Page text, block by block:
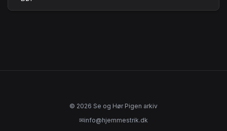
© 2026 Se og Hør Pigen arkiv
✉info@hjemmestrik.dk